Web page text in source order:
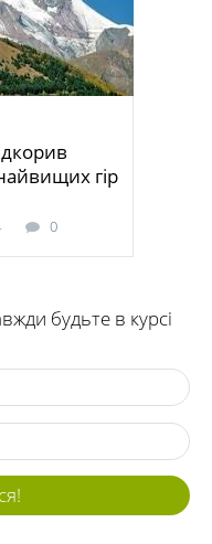
гір
0
будьте в курсі